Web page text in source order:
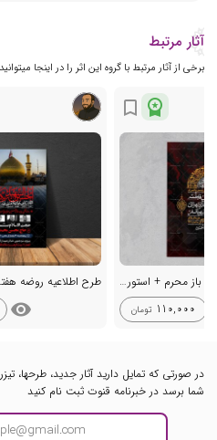
آثار مرتبط
برخی از آثار مرتبط با گروه این اثر را در اینجا
workspace_premium
bookmark_border
اطلاعیه با کیفیت لایه باز محرم + استوری لایه باز محرم
110,000 تومان visibility
در صورتی که تمایل دارید آثار جدید، طرحها،
شما برسد در خبرنامه قنوت ثبت نام کنید